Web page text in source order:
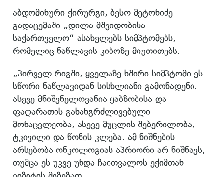
აბდომინური ქირურგი, ბესო მეტონიძე
გადაცემაში „დილა მშვიდობისა
საქართველო“ ასახელებს სიმპტომებს,
რომელიც ნაწლავის კიბოზე მიუთითებს.
„პირველ რიგში, ყველაზე ხშირი სიმპტომი ეს
სწორი ნაწლავიდან სისხლიანი გამონადენი.
ასევე მნიშვნელოვანია ყაბზობისა და
ფაღარათის გახანგრძლივებული
მონაცვლეობა, ასევე მუცლის შებერილობა,
ტკივილი და წონის კლება. ამ ნიშნების
არსებობა ონკოლოგიას აპრიორი არ ნიშნავს,
თუმცა ეს უკვე უნდა ჩაითვალოს ექიმთან